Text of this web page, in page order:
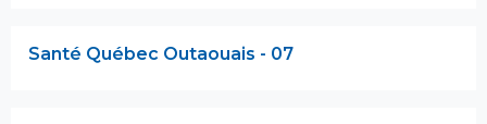
Santé Québec Outaouais - 07